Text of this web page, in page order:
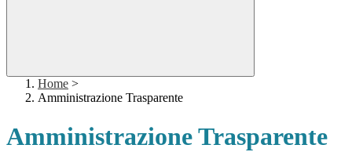
Home >
Amministrazione Trasparente
Amministrazione Trasparente